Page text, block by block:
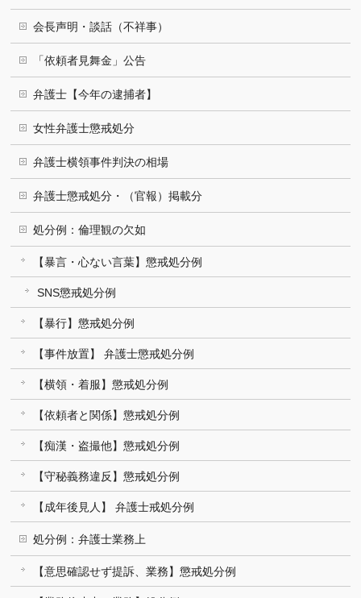
会長声明・談話（不祥事）
「依頼者見舞金」公告
弁護士【今年の逮捕者】
女性弁護士懲戒処分
弁護士横領事件判決の相場
弁護士懲戒処分・（官報）掲載分
処分例：倫理観の欠如
【暴言・心ない言葉】懲戒処分例
SNS懲戒処分例
【暴行】懲戒処分例
【事件放置】 弁護士懲戒処分例
【横領・着服】懲戒処分例
【依頼者と関係】懲戒処分例
【痴漢・盗撮他】懲戒処分例
【守秘義務違反】懲戒処分例
【成年後見人】 弁護士戒処分例
処分例：弁護士業務上
【意思確認せず提訴、業務】懲戒処分例